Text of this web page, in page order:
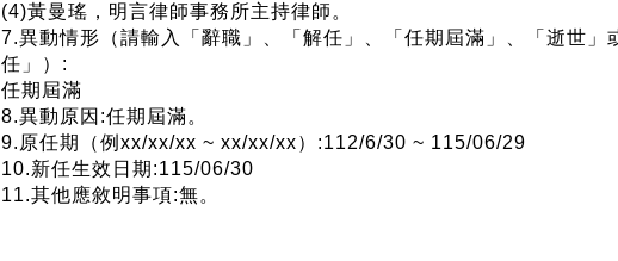
(4)黃曼瑤，明言律師事務所主持律師。
7.異動情形（請輸入「辭職」、「解任」、「任期屆滿」、「逝世」
任」）:
任期屆滿
8.異動原因:任期屆滿。
9.原任期（例xx/xx/xx ~ xx/xx/xx）:112/6/30 ~ 115/06/29
10.新任生效日期:115/06/30
11.其他應敘明事項:無。